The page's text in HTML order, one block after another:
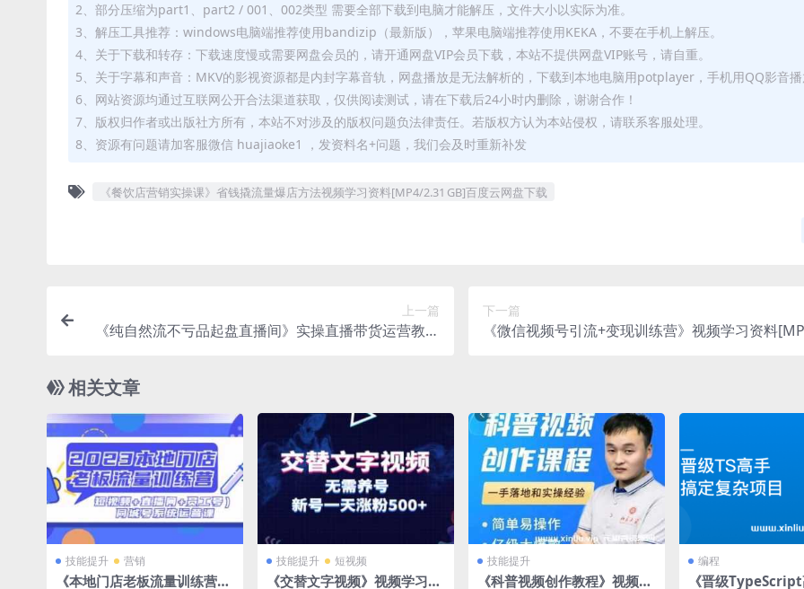
2、部分压缩为part1、part2 / 001、002类型 需要全部下载到电脑才能解压，文件大小以实际为准。
3、解压工具推荐：windows电脑端推荐使用bandizip（最新版），苹果电脑端推荐使用KEKA，不要在手机上解压。
4、关于下载和转存：下载速度慢或需要网盘会员的，请开通网盘VIP会员下载，本站不提供网盘VIP账号，请自重。
5、关于字幕和声音：MKV的影视资源都是内封字幕音轨，网盘播放是无法解析的，下载到本地电脑用potplayer，手机用QQ影音
6、网站资源均通过互联网公开合法渠道获取，仅供阅读测试，请在下载后24小时内删除，谢谢合作！
7、版权归作者或出版社方所有，本站不对涉及的版权问题负法律责任。若版权方认为本站侵权，请联系客服处理。
8、资源有问题请加客服微信 huajiaoke1 ，发资料名+问题，我们会及时重新补发
《餐饮店营销实操课》省钱撬流量爆店方法视频学习资料[MP4/2.31 GB]百度云网盘下载
上一篇
《纯自然流不亏品起盘直播间》实操直播带货运营教程
下一篇
《微信视频号引流+变现训练营》视频学习资料
相关文章
技能提升 营销
《本地门店老板流量训练营》
技能提升 短视频
《交替文字视频》视频学习资
技能提升
《科普视频创作教程》视频M
编程
《晋级